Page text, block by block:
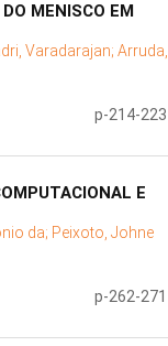
MENISCO EM
Varadarajan; Arruda,
p-214-223
E
da; Peixoto, Johne
p-262-271